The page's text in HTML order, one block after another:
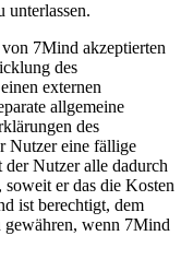
unterlassen.
7Mind akzeptierten
des
externen
allgemeine
des
Nutzer eine fällige
Nutzer alle dadurch
er das die Kosten
ist berechtigt, dem
gewähren, wenn 7Mind